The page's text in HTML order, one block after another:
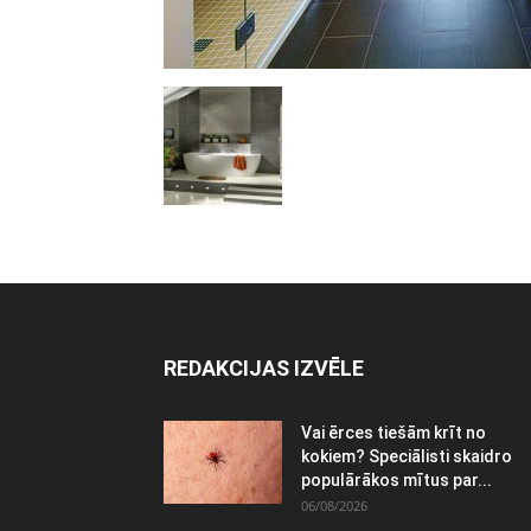
REDAKCIJAS IZVĒLE
Vai ērces tiešām krīt no
kokiem? Speciālisti skaidro
populārākos mītus par...
06/08/2026